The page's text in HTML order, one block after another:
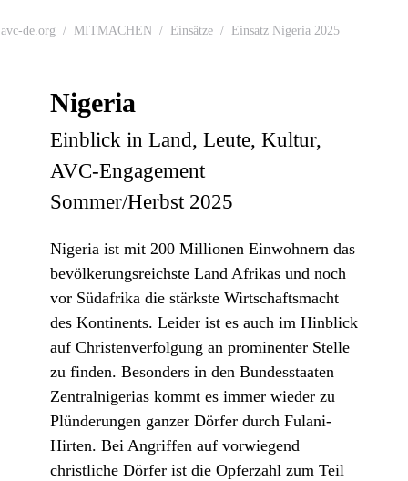
avc-de.org MITMACHEN Einsätze Einsatz Nigeria 2025
Nigeria
Einblick in Land, Leute, Kultur,
AVC-Engagement
Sommer/Herbst 2025
Nigeria ist mit 200 Millionen Einwohnern das
bevölkerungsreichste Land Afrikas und noch
vor Südafrika die stärkste Wirtschaftsmacht
des Kontinents. Leider ist es auch im Hinblick
auf Christenverfolgung an prominenter Stelle
zu finden. Besonders in den Bundesstaaten
Zentralnigerias kommt es immer wieder zu
Plünderungen ganzer Dörfer durch Fulani-
Hirten. Bei Angriffen auf vorwiegend
christliche Dörfer ist die Opferzahl zum Teil